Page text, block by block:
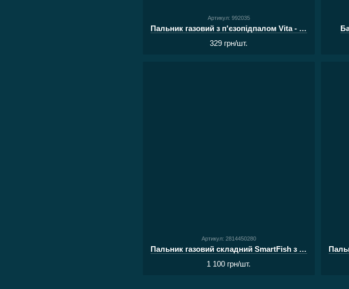
Артикул: 992035
Пальник газовий з п'єзопідпалом Vita - Ураган AG-2008
329 грн/шт.
Артикул: 2814450280
Пальник газовий складний SmartFish з вітрозахистом
1 100 грн/шт.